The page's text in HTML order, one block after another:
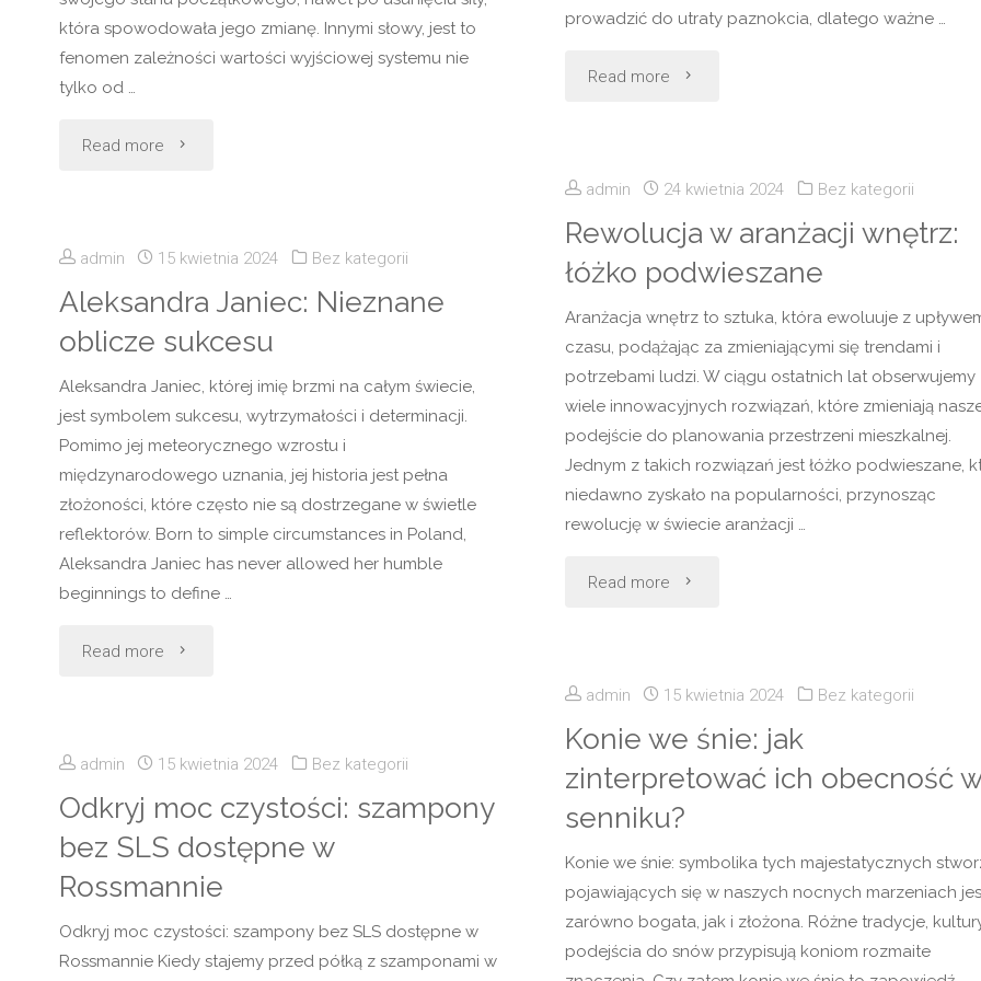
prowadzić do utraty paznokcia, dlatego ważne …
Read more "Zanokcica
Objawy
i
Metody
Leczenia"
która spowodowała jego zmianę. Innymi słowy, jest to
fenomen zależności wartości wyjściowej systemu nie
tylko od …
Read more "Histereza:
naukach
technicznych"
admin 24 kwietnia 2024 Bez kategorii
Rewolucja w aranżacji wnętrz:
łóżko podwieszane
Aranżacja wnętrz to sztuka, która ewoluuje z
czasu, podążając za zmieniającymi się trendami i
potrzebami ludzi. W ciągu ostatnich lat obserwujemy
wiele innowacyjnych rozwiązań, które zmieniają
podejście do planowania przestrzeni mieszkalnej.
Jednym z takich rozwiązań jest łóżko podwieszane,
niedawno zyskało na popularności, przynosząc
rewolucję w świecie aranżacji …
Read more "Rewolucja
wnętrz:
łóżko
podwieszane"
admin 15 kwietnia 2024 Bez kategorii
Aleksandra Janiec: Nieznane
oblicze sukcesu
Aleksandra Janiec, której imię brzmi na całym świecie,
jest symbolem sukcesu, wytrzymałości i determinacji.
Pomimo jej meteorycznego wzrostu i
międzynarodowego uznania, jej historia jest pełna
złożoności, które często nie są dostrzegane w świetle
reflektorów. Born to simple circumstances in Poland,
Aleksandra Janiec has never allowed her humble
beginnings to define …
Read more "Aleksandra
sukcesu"
admin 15 kwietnia 2024 Bez kategorii
Konie we śnie: jak
zinterpretować ich obecność
senniku?
Konie we śnie: symbolika tych majestatycznych
pojawiających się w naszych nocnych marzeniach
zarówno bogata, jak i złożona. Różne tradycje,
podejścia do snów przypisują koniom rozmaite
admin 15 kwietnia 2024 Bez kategorii
Odkryj moc czystości: szampony
bez SLS dostępne w
Rossmannie
Odkryj moc czystości: szampony bez SLS dostępne w
Rossmannie Kiedy stajemy przed półką z szamponami w